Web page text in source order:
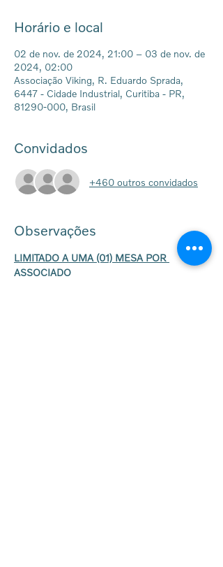
Horário e local
02 de nov. de 2024, 21:00 – 03 de nov. de
2024, 02:00
Associação Viking, R. Eduardo Sprada,
6447 - Cidade Industrial, Curitiba - PR,
81290-000, Brasil
Convidados
+460 outros convidados
Observações
LIMITADO A UMA (01) MESA POR
ASSOCIADO